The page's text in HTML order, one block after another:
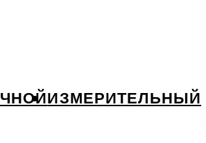
ИЗМЕРИТЕЛЬНЫЙ